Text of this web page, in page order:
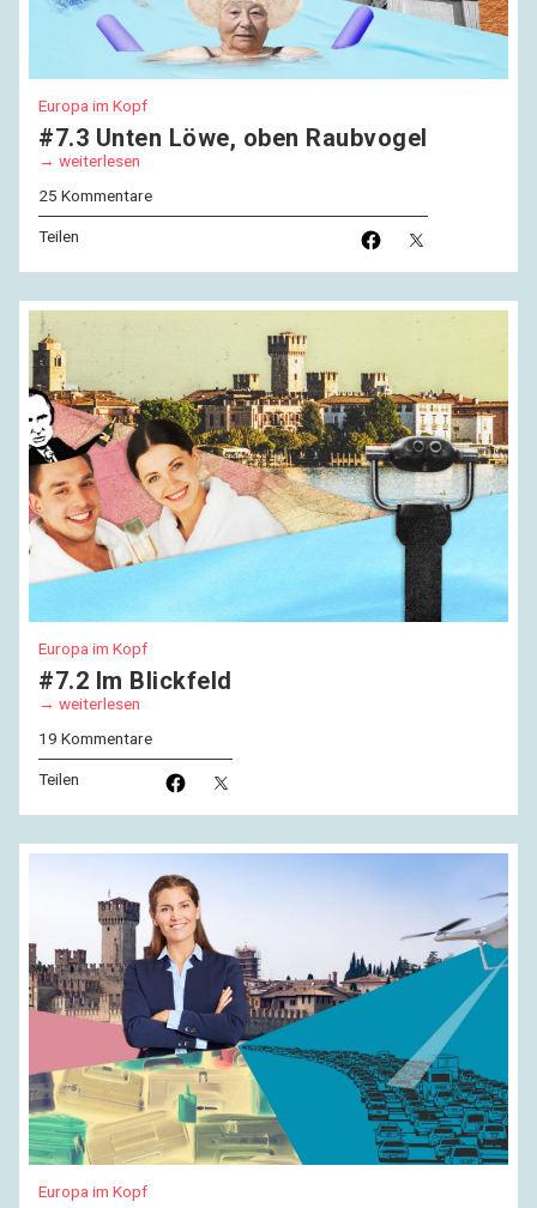
Europa im Kopf
#7.3 Unten Löwe, oben Raubvogel
weiterlesen
25 Kommentare
Teilen
Europa im Kopf
#7.2 Im Blickfeld
weiterlesen
19 Kommentare
Teilen
Europa im Kopf